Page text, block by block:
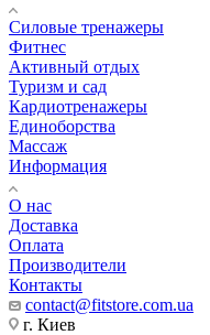
Силовые тренажеры
Фитнес
Активный отдых
Туризм и сад
Кардиотренажеры
Единоборства
Массаж
Информация
О нас
Доставка
Оплата
Производители
Контакты
contact@fitstore.com.ua
г. Киев